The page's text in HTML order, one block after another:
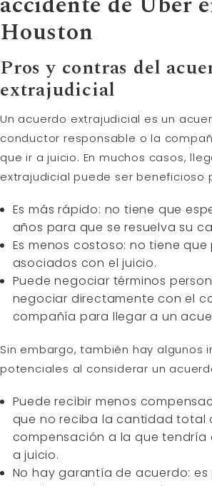
Houston
Pros y contras del
extrajudicial
Un acuerdo extrajudicial es un
conductor responsable o la
que ir a juicio. En muchos casos,
extrajudicial puede ser beneficioso
Es más rápido: no tiene que
años para que se resuelva su
Es menos costoso: no tiene
asociados con el juicio.
Puede negociar términos
negociar directamente con el
compañía para llegar a un
Sin embargo, también hay algunos
potenciales al considerar un
Puede recibir menos
que no reciba la cantidad total
compensación a la que tendría
a juicio.
No hay garantía de acuerdo: es